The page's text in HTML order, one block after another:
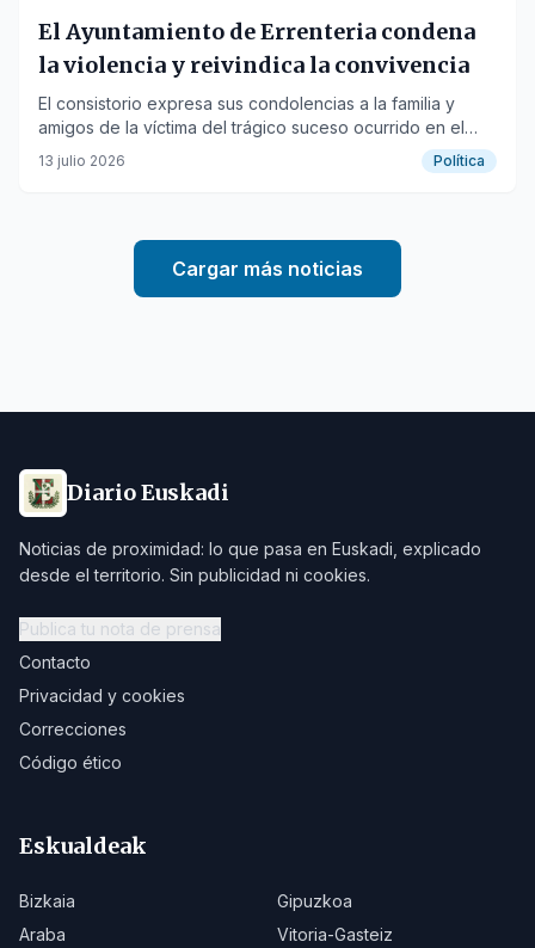
El Ayuntamiento de Errenteria condena
la violencia y reivindica la convivencia
El consistorio expresa sus condolencias a la familia y
amigos de la víctima del trágico suceso ocurrido en el
barrio de Kaputxinoak.
13 julio 2026 Política
Cargar más noticias
Diario Euskadi
Noticias de proximidad: lo que pasa en Euskadi, explicado
desde el territorio. Sin publicidad ni cookies.
Publica tu nota de prensa
Contacto
Privacidad y cookies
Correcciones
Código ético
Eskualdeak
Bizkaia
Gipuzkoa
Araba
Vitoria-Gasteiz